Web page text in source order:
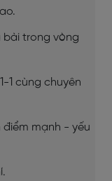
bài trong vòng
1 cùng chuyên
điểm mạnh - yếu